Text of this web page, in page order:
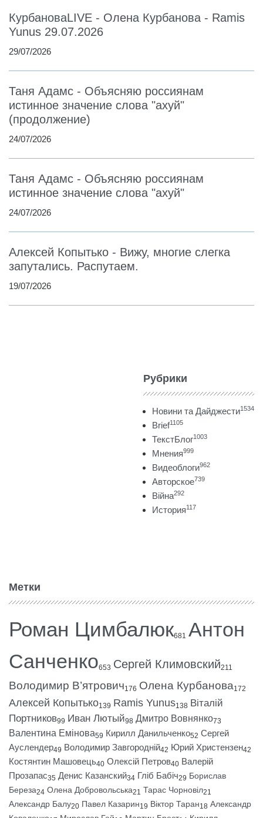
КурбановаLIVE - Олена Курбанова - Ramis
Yunus 29.07.2026
29/07/2026
Таня Адамс - Объясняю россиянам
истинное значение слова "ахуй"
(продолжение)
24/07/2026
Таня Адамс - Объясняю россиянам
истинное значение слова "ахуй"
24/07/2026
Алексей Копытько - Вижу, многие слегка
запутались. Распутаем.
19/07/2026
Рубрики
Новини та Дайджести1534
Brief1105
ТекстБлог1003
Мнения999
Видеоблоги962
Авторское739
Війна292
История117
Метки
Роман Цимбалюк681 Антон
Санченко653 Сергей Климовский211
Володимир В’ятрович176 Олена Курбанова172
Алексей Копытько139 Ramis Yunus138 Віталій
Портников99 Иван Лютый98 Дмитро Вовнянко73
Валентина Емінова59 Кирилл Данильченко52 Сергей
Ауслендер49 Володимир Завгородній42 Юрий Христензен42
Костянтин Машовець40 Олексій Петров40 Валерій
Прозапас35 Денис Казанский34 Гліб Бабіч29 Борислав
Береза24 Олена Добровольська21 Тарас Чорновіл21
Александр Балу20 Павел Казарин19 Віктор Таран18 Александр